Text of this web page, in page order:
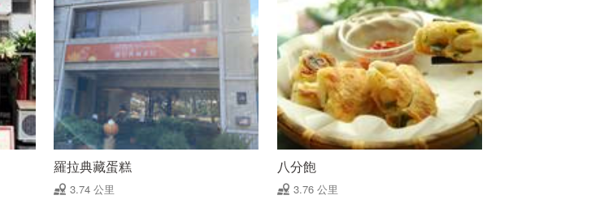
羅拉典藏蛋糕
3.74 公里
八分飽
3.76 公里